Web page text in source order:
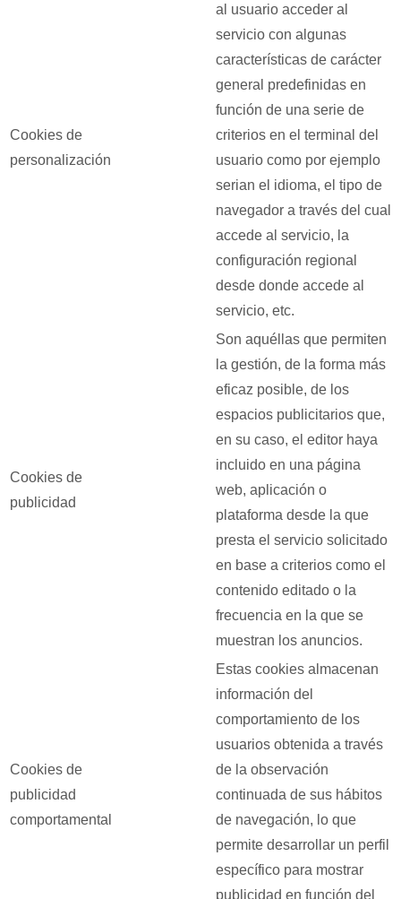
Cookies de
personalización
al usuario acceder al
servicio con algunas
características de carácter
general predefinidas en
función de una serie de
criterios en el terminal del
usuario como por ejemplo
serian el idioma, el tipo de
navegador a través del cual
accede al servicio, la
configuración regional
desde donde accede al
servicio, etc.
Cookies de
publicidad
Son aquéllas que permiten
la gestión, de la forma más
eficaz posible, de los
espacios publicitarios que,
en su caso, el editor haya
incluido en una página
web, aplicación o
plataforma desde la que
presta el servicio solicitado
en base a criterios como el
contenido editado o la
frecuencia en la que se
muestran los anuncios.
Cookies de
publicidad
comportamental
Estas cookies almacenan
información del
comportamiento de los
usuarios obtenida a través
de la observación
continuada de sus hábitos
de navegación, lo que
permite desarrollar un perfil
específico para mostrar
publicidad en función del